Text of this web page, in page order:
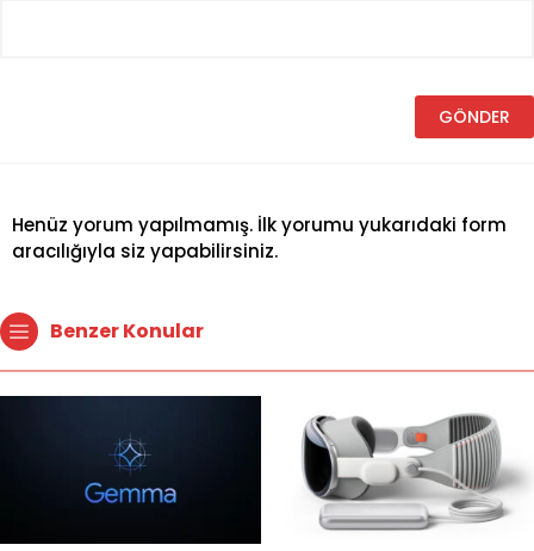
Henüz yorum yapılmamış. İlk yorumu yukarıdaki form
aracılığıyla siz yapabilirsiniz.
Benzer Konular